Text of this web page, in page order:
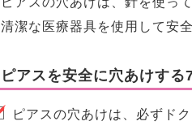
清潔な医療器具を使用して安
ピアスを安全に穴あけする
ピアスの穴あけは、必ずド